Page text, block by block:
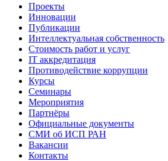
Проекты
Инновации
Публикации
Интеллектуальная собственность
Стоимость работ и услуг
IT аккредитация
Противодействие коррупции
Курсы
Семинары
Мероприятия
Партнёры
Официальные документы
СМИ об ИСП РАН
Вакансии
Контакты